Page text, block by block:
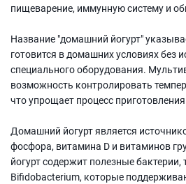
пищеварение, иммунную систему и
Название "домашний йогурт"
готовится в домашних условиях без
специального оборудования.
возможность контролировать
что упрощает процесс приготовления
Домашний йогурт является
фосфора, витамина D и витаминов
йогурт содержит полезные
Bifidobacterium, которые